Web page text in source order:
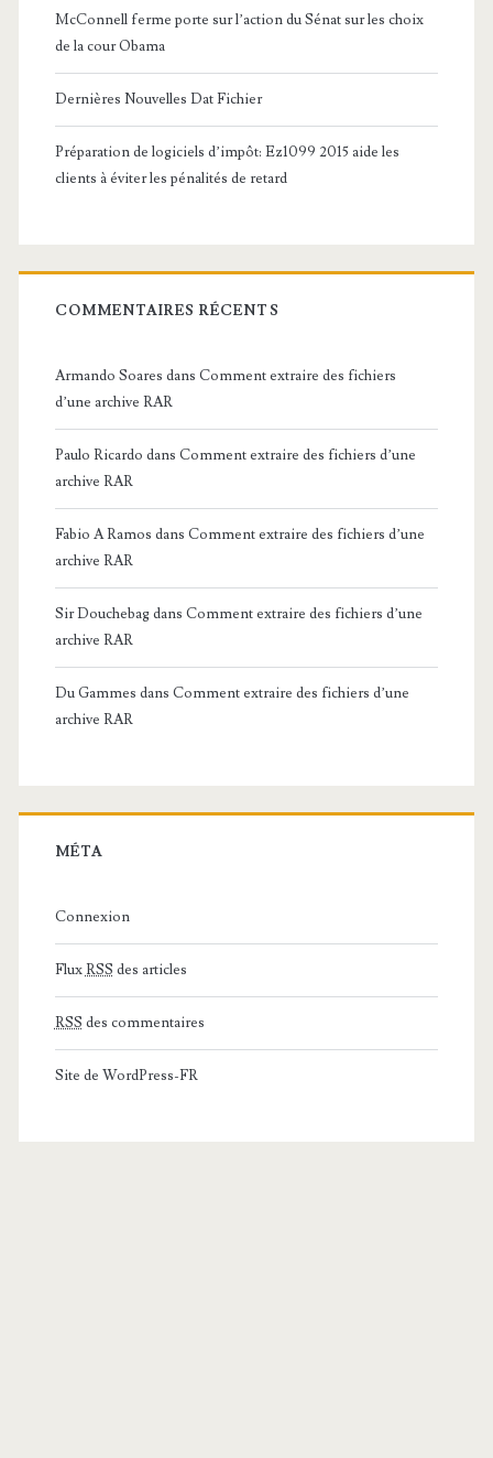
McConnell ferme porte sur l’action du Sénat sur les choix
de la cour Obama
Dernières Nouvelles Dat Fichier
Préparation de logiciels d’impôt: Ez1099 2015 aide les
clients à éviter les pénalités de retard
COMMENTAIRES RÉCENTS
Armando Soares dans Comment extraire des fichiers
d’une archive RAR
Paulo Ricardo dans Comment extraire des fichiers d’une
archive RAR
Fabio A Ramos dans Comment extraire des fichiers d’une
archive RAR
Sir Douchebagdans Comment extraire des fichiers d’une
archive RAR
Du Gammes dans Comment extraire des fichiers d’une
archive RAR
MÉTA
Connexion
FluxRSS des articles
RSS des commentaires
Site de WordPress-FR